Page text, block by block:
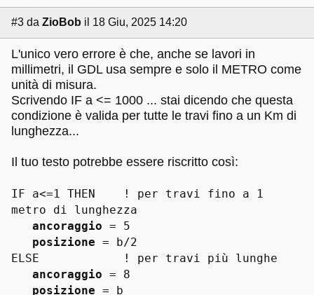
#3 da ZioBob il 18 Giu, 2025 14:20
L'unico vero errore è che, anche se lavori in
millimetri, il GDL usa sempre e solo il METRO come
unità di misura.
Scrivendo IF a <= 1000 ... stai dicendo che questa
condizione è valida per tutte le travi fino a un Km di
lunghezza...
Il tuo testo potrebbe essere riscritto così:
IF a<=1 THEN ! per travi fino a 1
metro di lunghezza
ancoraggio = 5
posizione = b/2
ELSE ! per travi più lunghe
ancoraggio = 8
posizione = b